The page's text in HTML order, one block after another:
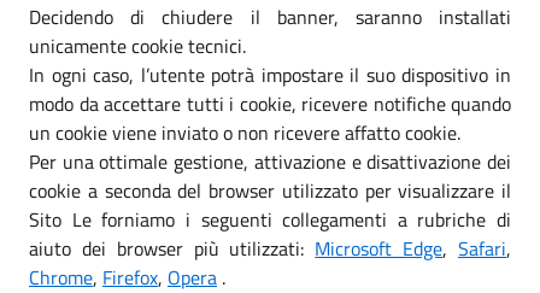
Decidendo di chiudere il banner, saranno installati
unicamente cookie tecnici.
In ogni caso, l’utente potrà impostare il suo dispositivo in
modo da accettare tutti i cookie, ricevere notifiche quando
un cookie viene inviato o non ricevere affatto cookie.
Per una ottimale gestione, attivazione e disattivazione dei
cookie a seconda del browser utilizzato per visualizzare il
Sito Le forniamo i seguenti collegamenti a rubriche di
aiuto dei browser più utilizzati: Microsoft Edge,Safari,
Chrome, Firefox, Opera .